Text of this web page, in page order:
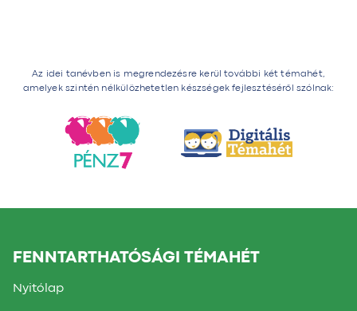
Az idei tanévben is megrendezésre kerül további két témahét,
amelyek szintén nélkülözhetetlen készségek fejlesztéséről szólnak:
FENNTARTHATÓSÁGI TÉMAHÉT
Nyitólap